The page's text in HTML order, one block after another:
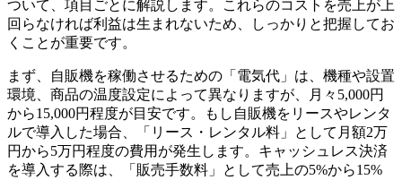
ついて、項目ごとに解説します。これらのコストを売上が上
回らなければ利益は生まれないため、しっかりと把握してお
くことが重要です。
まず、自販機を稼働させるための「電気代」は、機種や設置
環境、商品の温度設定によって異なりますが、月々5,000円
から15,000円程度が目安です。もし自販機をリースやレンタ
ルで導入した場合、「リース・レンタル料」として月額2万
円から5万円程度の費用が発生します。キャッシュレス決済
を導入する際は、「販売手数料」として売上の5%から15%